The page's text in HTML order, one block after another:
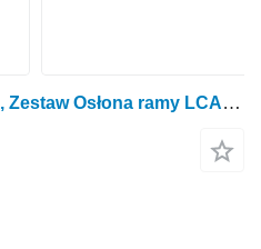
Apdaila Blacha zużywalna, Zestaw Osłona ramy LCA104567 pjaunamosios Kemper 360 PLUS 375 PLUS 39